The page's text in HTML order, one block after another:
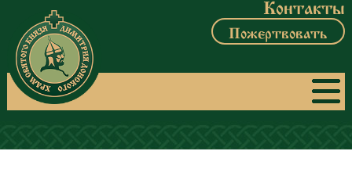
Контакты
Пожертвовать